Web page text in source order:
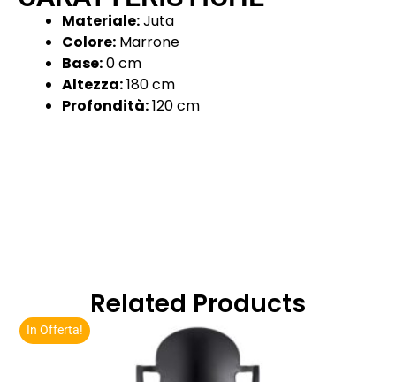
Materiale:Juta
Colore: Marrone
Base:0 cm
Altezza:180 cm
Profondità:120 cm
Related Products
In Offerta!